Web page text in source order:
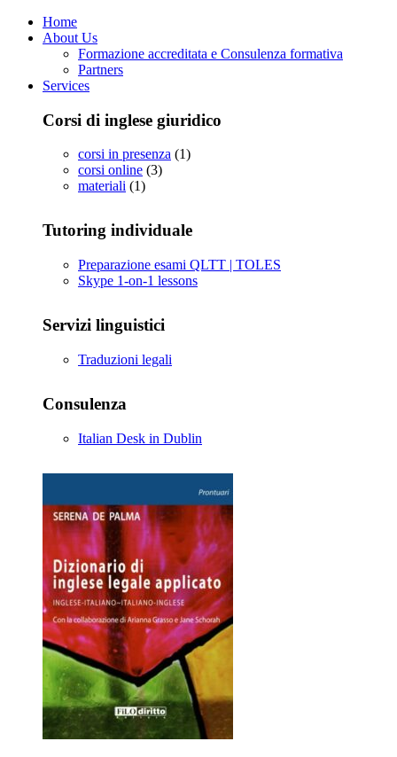
Home
About Us
Formazione accreditata e Consulenza formativa
Partners
Services
Corsi di inglese giuridico
corsi in presenza (1)
corsi online (3)
materiali (1)
Tutoring individuale
Preparazione esami QLTT | TOLES
Skype 1-on-1 lessons
Servizi linguistici
Traduzioni legali
Consulenza
Italian Desk in Dublin